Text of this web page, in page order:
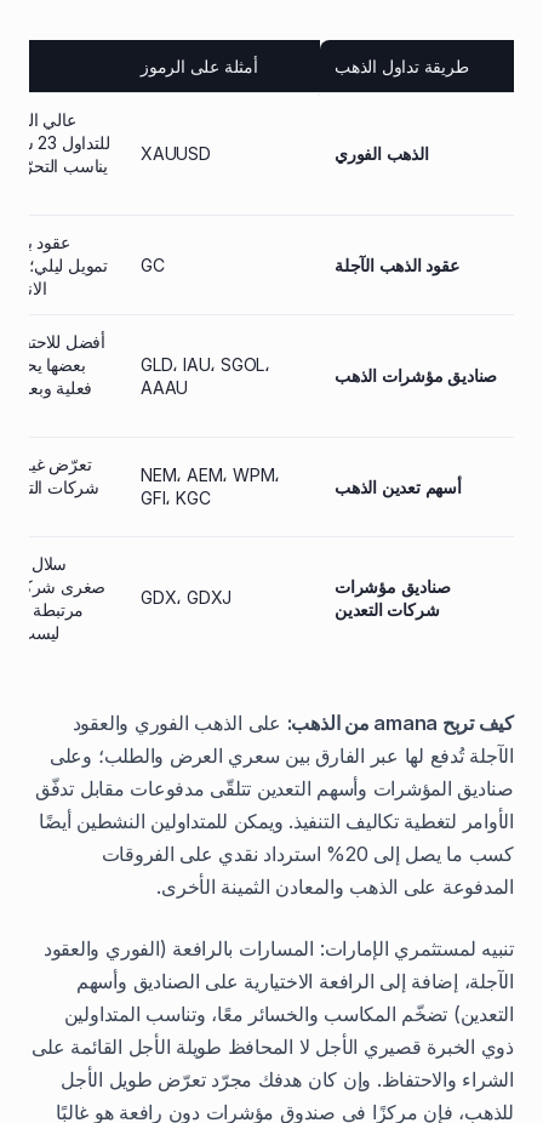
طريقة تداول الذهب أمثلة على الرموز
الذهب الفوري XAUUSD
عالي
يناسب
عقود الذهب الآجلة GC
عقود
تمويل ليلي؛
صناديق مؤشرات الذهب
GLD، IAU، SGOL،
AAAU
أفضل للاحتفاظ
بعضها
فعلية
أسهم تعدين الذهب
NEM، AEM، WPM،
GFI، KGC
تعرّض غير
شركات
صناديق مؤشرات
شركات التعدين
GDX، GDXJ
سلال من
صغرى شركات
مرتبطة
ليست
كيف تربح amana من الذهب:
على الذهب الفوري والعقود
الآجلة تُدفع لها عبر الفارق بين سعري العرض والطلب؛ وعلى
صناديق المؤشرات وأسهم التعدين تتلقّى مدفوعات مقابل تدفّق
الأوامر لتغطية تكاليف التنفيذ. ويمكن للمتداولين النشطين أيضًا
كسب ما يصل إلى 20% استرداد نقدي على الفروقات
المدفوعة على الذهب والمعادن الثمينة الأخرى.
تنبيه لمستثمري الإمارات: المسارات بالرافعة (الفوري والعقود
الآجلة، إضافة إلى الرافعة الاختيارية على الصناديق وأسهم
التعدين) تضخّم المكاسب والخسائر معًا، وتناسب المتداولين
ذوي الخبرة قصيري الأجل لا المحافظ طويلة الأجل القائمة على
الشراء والاحتفاظ. وإن كان هدفك مجرّد تعرّض طويل الأجل
للذهب، فإن مركزًا في صندوق مؤشرات دون رافعة هو غالبًا